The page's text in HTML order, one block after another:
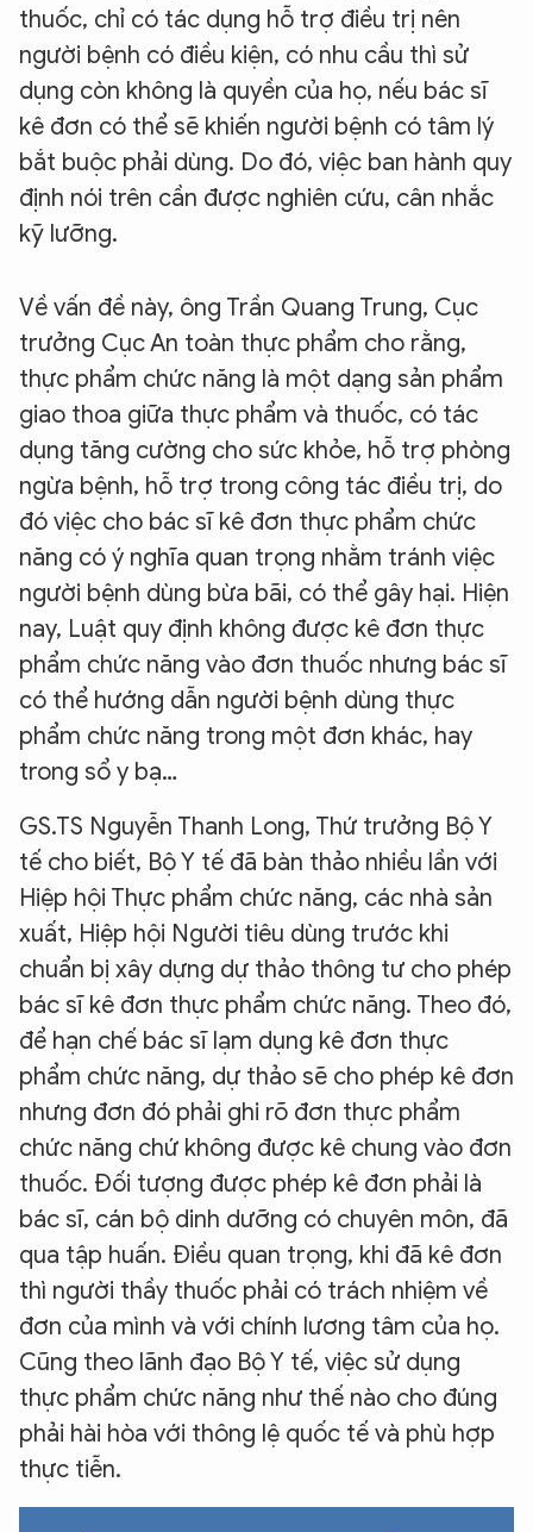
thuốc, chỉ có tác dụng hỗ trợ điều trị nên
người bệnh có điều kiện, có nhu cầu thì sử
dụng còn không là quyền của họ, nếu bác sĩ
kê đơn có thể sẽ khiến người bệnh có tâm lý
bắt buộc phải dùng. Do đó, việc ban hành quy
định nói trên cần được nghiên cứu, cân nhắc
kỹ lưỡng.
Về vấn đề này, ông Trần Quang Trung, Cục
trưởng Cục An toàn thực phẩm cho rằng,
thực phẩm chức năng là một dạng sản phẩm
giao thoa giữa thực phẩm và thuốc, có tác
dụng tăng cường cho sức khỏe, hỗ trợ phòng
ngừa bệnh, hỗ trợ trong công tác điều trị, do
đó việc cho bác sĩ kê đơn thực phẩm chức
năng có ý nghĩa quan trọng nhằm tránh việc
người bệnh dùng bừa bãi, có thể gây hại. Hiện
nay, Luật quy định không được kê đơn thực
phẩm chức năng vào đơn thuốc nhưng bác sĩ
có thể hướng dẫn người bệnh dùng thực
phẩm chức năng trong một đơn khác, hay
trong sổ y bạ…
GS.TS Nguyễn Thanh Long, Thứ trưởng Bộ Y
tế cho biết, Bộ Y tế đã bàn thảo nhiều lần với
Hiệp hội Thực phẩm chức năng, các nhà sản
xuất, Hiệp hội Người tiêu dùng trước khi
chuẩn bị xây dựng dự thảo thông tư cho phép
bác sĩ kê đơn thực phẩm chức năng. Theo đó,
để hạn chế bác sĩ lạm dụng kê đơn thực
phẩm chức năng, dự thảo sẽ cho phép kê đơn
nhưng đơn đó phải ghi rõ đơn thực phẩm
chức năng chứ không được kê chung vào đơn
thuốc. Đối tượng được phép kê đơn phải là
bác sĩ, cán bộ dinh dưỡng có chuyên môn, đã
qua tập huấn. Điều quan trọng, khi đã kê đơn
thì người thầy thuốc phải có trách nhiệm về
đơn của mình và với chính lương tâm của họ.
Cũng theo lãnh đạo Bộ Y tế, việc sử dụng
thực phẩm chức năng như thế nào cho đúng
phải hài hòa với thông lệ quốc tế và phù hợp
thực tiễn.